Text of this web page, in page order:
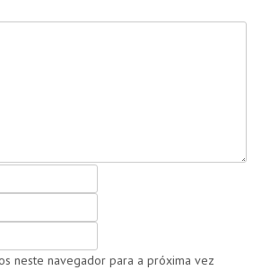
neste navegador para a próxima vez